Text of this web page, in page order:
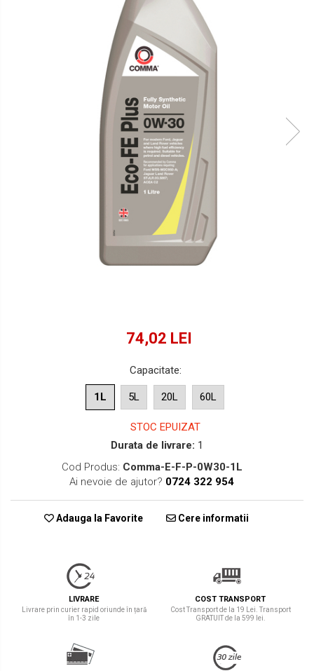
Lichide Suspensie Motociclete
Lichide Întreținere Autoturisme
Lichide Întreținere Camioane
Lichide Întreținere Motociclete
74,02 LEI
Capacitate:
1L 5L 20L 60L
STOC EPUIZAT
Durata de livrare: 1
Cod Produs: Comma-E-F-P-0W30-1L
Ai nevoie de ajutor? 0724 322 954
Adauga la Favorite Cere informatii
LIVRARE
Livrare prin curier rapid oriunde în țară
în 1-3 zile
COST TRANSPORT
Cost Transport de la 19 Lei. Transport
GRATUIT de la 599 lei.